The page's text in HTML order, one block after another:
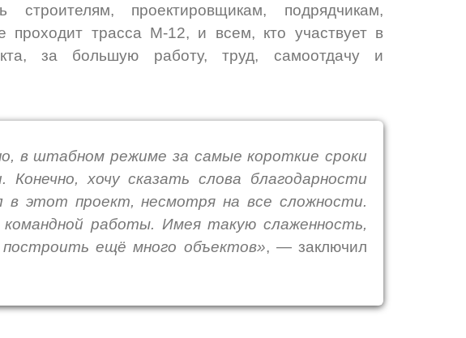
строителям, проектировщикам, подрядчикам,
проходит трасса М-12, и всем, кто участвует в
за большую работу, труд, самоотдачу и
в штабном режиме за самые короткие сроки
хочу сказать слова благодарности
в этот проект, несмотря на все сложности.
работы. Имея такую слаженность,
ещё много объектов», —заключил